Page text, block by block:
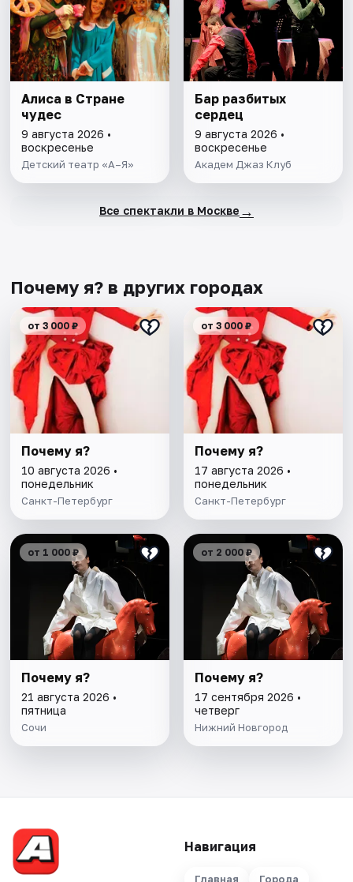
Алиса в Стране
чудес
9 августа 2026 •
воскресенье
Детский театр «А–Я»
Бар разбитых
сердец
9 августа 2026 •
воскресенье
Академ Джаз Клуб
Все спектакли в Москве →
Почему я? в других городах
от 3 000 ₽
Почему я?
10 августа 2026 •
понедельник
Санкт-Петербург
от 3 000 ₽
Почему я?
17 августа 2026 •
понедельник
Санкт-Петербург
от 1 000 ₽
Почему я?
21 августа 2026 •
пятница
Сочи
от 2 000 ₽
Почему я?
17 сентября 2026 •
четверг
Нижний Новгород
Навигация
Главная Города